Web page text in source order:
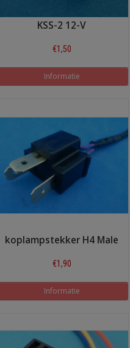
KSS-2 12-V
€1,50
Informatie
koplampstekker H4 Male
€1,90
Informatie